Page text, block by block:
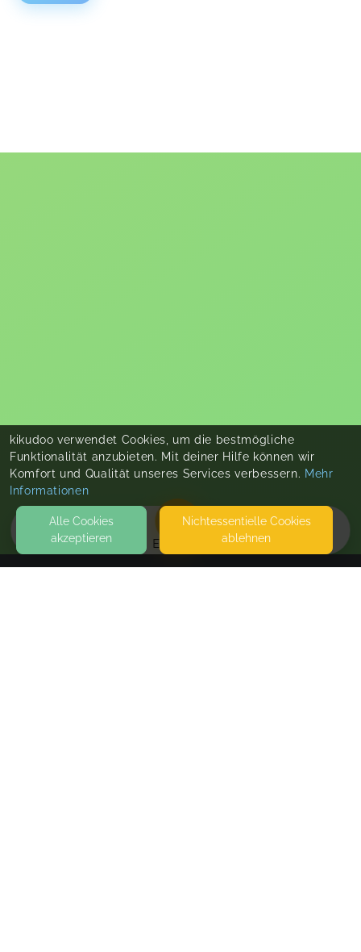
EVENTS
kikudoo verwendet Cookies, um die bestmögliche
Funktionalität anzubieten. Mit deiner Hilfe können wir
Komfort und Qualität unseres Services verbessern. Mehr
Informationen
Alle Cookies
akzeptieren
Nicht­essentielle Cookies
ablehnen